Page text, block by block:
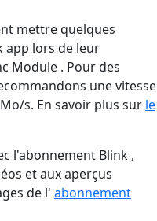
mettre quelques
app lors de leur
Module . Pour des
une vitesse
s. En savoir plus sur le
l'abonnement Blink ,
et aux aperçus
de l' abonnement